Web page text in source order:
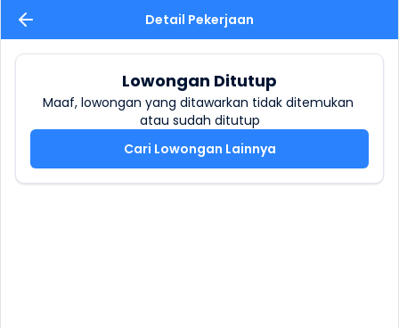
Detail Pekerjaan
Lowongan Ditutup
Maaf, lowongan yang ditawarkan tidak ditemukan
atau sudah ditutup
Cari Lowongan Lainnya